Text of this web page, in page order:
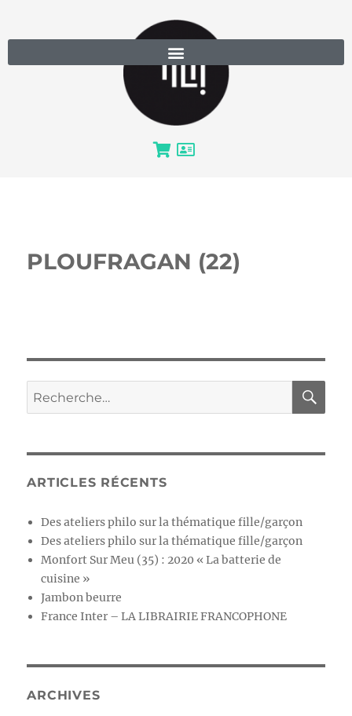
PLOUFRAGAN (22)
ARTICLES RÉCENTS
Des ateliers philo sur la thématique fille/garçon
Des ateliers philo sur la thématique fille/garçon
Monfort Sur Meu (35) : 2020 « La batterie de
cuisine »
Jambon beurre
France Inter – LA LIBRAIRIE FRANCOPHONE
ARCHIVES